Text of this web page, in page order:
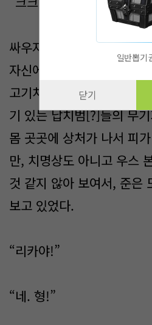
싸우지 못하고 문만 지키
자신에게 달려오니, 우스
고기처럼 대활약하고 있었
기 있는 납치범[?]들의 무
몸 곳곳에 상처가 나서 피
만, 치명상도 아니고 우스
것 같지 않아 보여서, 준은
보고 있었다.
“리카야!”
“네. 형!”
일반뽑기
닫기